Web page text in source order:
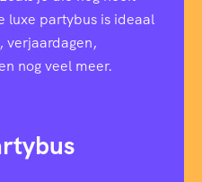
luxe partybus is ideaal
verjaardagen,
nog veel meer.